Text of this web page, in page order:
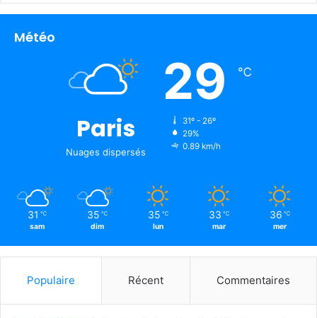
Météo
Paris
Nuages ​​dispersés
29 ℃
31º - 26º
29%
0.89 km/h
31 ℃
sam
35 ℃
dim
35 ℃
lun
33 ℃
mar
36 ℃
mer
Populaire Récent Commentaires